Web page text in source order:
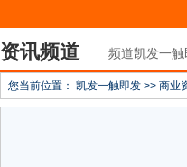
资讯频道 频道凯发一
您当前位置： 凯发一触即发 >> 商业